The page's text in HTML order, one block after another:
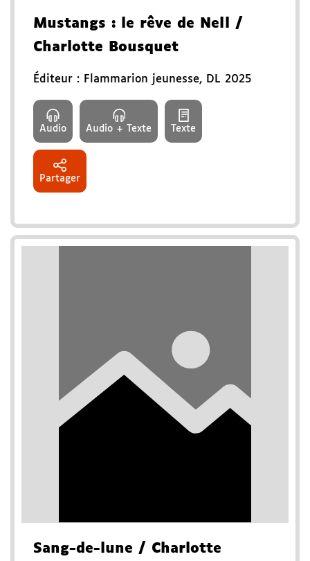
Mustangs : le rêve de Nell
/
Charlotte Bousquet
Éditeur : Flammarion jeunesse, DL 2025
Audio Audio + Texte Texte
Partager
Sang-de-lune / Charlotte